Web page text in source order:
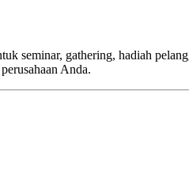
seminar, gathering, hadiah
Anda.